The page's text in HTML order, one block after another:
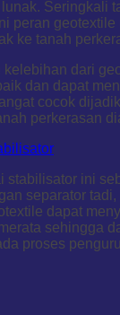
Seringkali
peran
ke tanah
kelebihan dari
dan dapat
cocok
perkerasan
stabilisator ini
separator
dapat
sehingga
proses